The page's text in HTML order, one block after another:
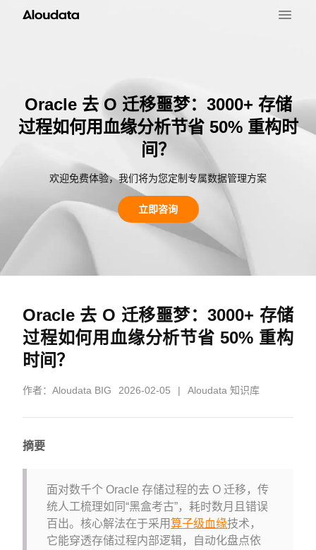
Oracle 去 O 迁移噩梦：3000+ 存储
过程如何用血缘分析节省 50% 重构时
间？
欢迎免费体验，我们将为您定制专属数据管理方案
立即咨询
Oracle 去 O 迁移噩梦：3000+ 存储
过程如何用血缘分析节省 50% 重构
时间？
作者： Aloudata BIG 2026-02-05 | Aloudata 知识库
摘要
面对数千个 Oracle 存储过程的去 O 迁移，传
统人工梳理如同“黑盒考古”，耗时数月且错误
百出。核心解法在于采用算子级血缘技术，
它能穿透存储过程内部逻辑，自动化盘点依